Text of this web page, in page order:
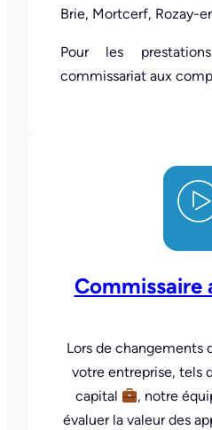
Brie, Mortcerf, Rozay-
Pour les
commissariat aux
Commissaire
Lors de changements
votre entreprise, tels
capital
, notre
évaluer la valeur des